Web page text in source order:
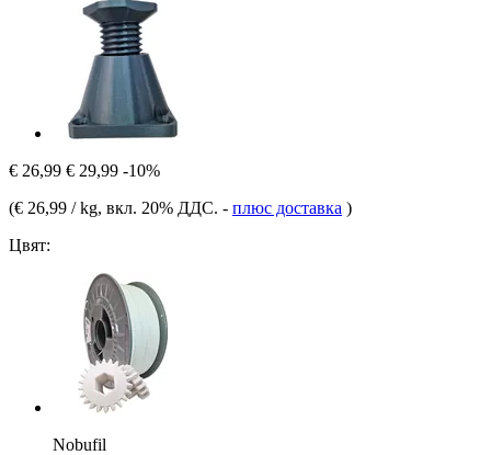
€ 26,99 € 29,99 -10%
(€ 26,99 / kg, вкл. 20% ДДС. - плюс доставка )
Цвят:
Nobufil